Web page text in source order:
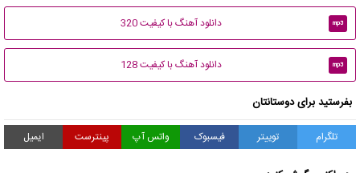
mp3 دانلود آهنگ با کیفیت 320
mp3 دانلود آهنگ با کیفیت 128
بفرستید برای دوستانتان
تلگرام توییتر فیسبوک واتس آپ پینترست ایمیل